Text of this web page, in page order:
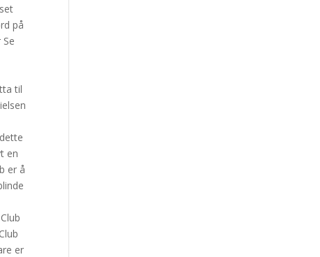
på
til
en
er å
er